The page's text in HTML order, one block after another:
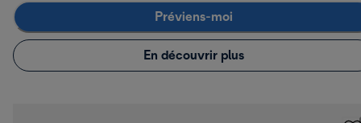
Préviens-moi
En découvrir plus